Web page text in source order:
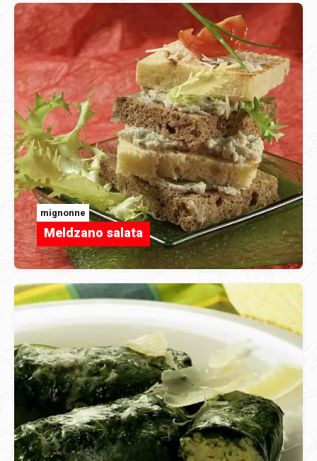
mignonne
Meldzano salata